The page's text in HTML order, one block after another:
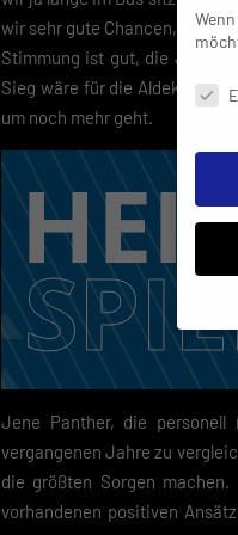
wir sehr gute Chancen,
Stimmung ist gut, die Jungs
Sieg wäre für die Aldekerker
um noch mehr geht.
Jene Panther, die
vergangenen Jahre zu
die größten Sorgen
vorhandenen positiven
Mit